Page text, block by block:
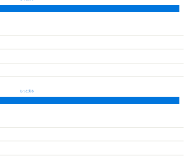
もっと見る